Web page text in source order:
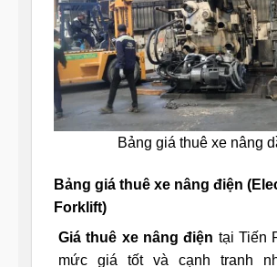
Bảng giá thuê xe nâng
Bảng giá thuê xe nâng điện
Forklift)
Giá thuê xe nâng điện tại Tiến
mức giá tốt và cạnh tranh